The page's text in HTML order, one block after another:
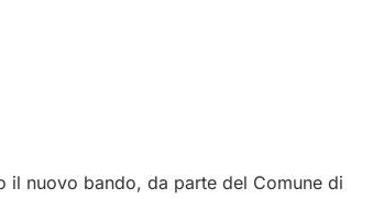
il nuovo bando, da parte del Comune di